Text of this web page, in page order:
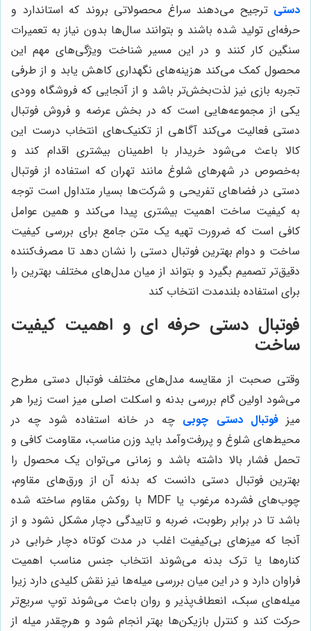
دستی ترجیح می‌دهند سراغ محصولاتی بروند که استاندارد و
حرفه‌ای تولید شده باشند و بتوانند سال‌ها بدون نیاز به تعمیرات
سنگین کار کنند و در این مسیر شناخت ویژگی‌های مهم این
محصول کمک می‌کند هزینه‌های نگهداری کاهش یابد و از طرفی
تجربه بازی نیز لذت‌بخش‌تر باشد و از آنجایی که فروشگاه وودی
یکی از مجموعه‌هایی است که در بخش عرضه و فروش فوتبال
دستی فعالیت می‌کند آگاهی از تکنیک‌های انتخاب درست این
کالا باعث می‌شود خریدار با اطمینان بیشتری اقدام کند و
به‌خصوص در شهرهای شلوغ مانند تهران که استفاده از فوتبال
دستی در فضاهای تفریحی و شرکت‌ها بسیار متداول است توجه
به کیفیت ساخت اهمیت بیشتری پیدا می‌کند و همین عوامل
کافی است که ضرورت تهیه یک متن جامع برای بررسی کیفیت
ساخت و دوام بهترین فوتبال دستی را نشان دهد تا مصرف‌کننده
دقیق‌تر تصمیم بگیرد و بتواند از میان مدل‌های مختلف بهترین را
برای استفاده بلندمدت انتخاب کند
فوتبال دستی حرفه ای و اهمیت کیفیت
ساخت
وقتی صحبت از مقایسه مدل‌های مختلف فوتبال دستی مطرح
می‌شود اولین گام بررسی بدنه و اسکلت اصلی میز است زیرا هر
میزفوتبال دستی چوبی چه در خانه استفاده شود چه در
محیط‌های شلوغ و پررفت‌وآمد باید وزن مناسب، مقاومت کافی و
تحمل فشار بالا داشته باشد و زمانی می‌توان یک محصول را
بهترین فوتبال دستی دانست که بدنه آن از ورق‌های مقاوم،
چوب‌های فشرده مرغوب یا MDF با روکش مقاوم ساخته شده
باشد تا در برابر رطوبت، ضربه و تابیدگی دچار مشکل نشود و از
آنجا که میزهای بی‌کیفیت اغلب در مدت کوتاه دچار خرابی در
کنار‌ه‌ها یا ترک بدنه می‌شوند انتخاب جنس مناسب اهمیت
فراوان دارد و در این میان بررسی میله‌ها نیز نقش کلیدی دارد زیرا
میله‌های سبک، انعطاف‌پذیر و روان باعث می‌شوند توپ سریع‌تر
حرکت کند و کنترل بازیکن‌ها بهتر انجام شود و هرچقدر میله از